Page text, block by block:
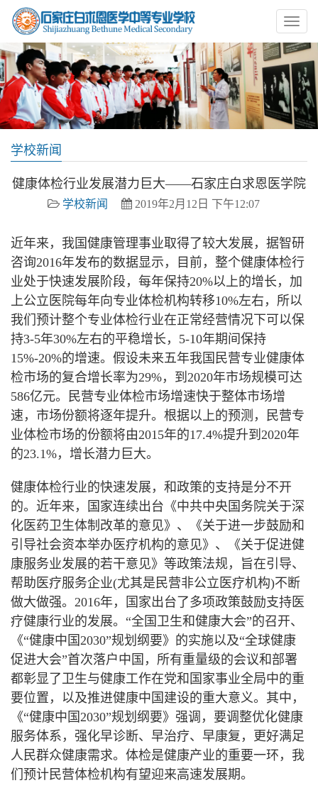
学校新闻
健康体检行业发展潜力巨大——石家庄白求恩医学院
学校新闻 2019年2月12日 下午12:07
近年来，我国健康管理事业取得了较大发展，据智研
咨询2016年发布的数据显示，目前，整个健康体检行
业处于快速发展阶段，每年保持20%以上的增长，加
上公立医院每年向专业体检机构转移10%左右，所以
我们预计整个专业体检行业在正常经营情况下可以保
持3-5年30%左右的平稳增长， 5-10年期间保持
15%-20%的增速。假设未来五年我国民营专业健康体
检市场的复合增长率为29%，到 2020年市场规模可达
586亿元。民营专业体检市场增速快于整体市场增
速，市场份额将逐年提升。根据以上的预测，民营专
业体检市场的份额将由2015年的17.4%提升到 2020年
的23.1%，增长潜力巨大。
健康体检行业的快速发展，和政策的支持是分不开
的。近年来，国家连续出台《中共中央国务院关于深
化医药卫生体制改革的意见》、《关于进一步鼓励和
引导社会资本举办医疗机构的意见》、《关于促进健
康服务业发展的若干意见》等政策法规，旨在引导、
帮助医疗服务企业(尤其是民营非公立医疗机构)不断
做大做强。 2016年，国家出台了多项政策鼓励支持医
疗健康行业的发展。“全国卫生和健康大会”的召开、
《“健康中国2030”规划纲要》的实施以及“全球健康
促进大会”首次落户中国，所有重量级的会议和部署
都彰显了卫生与健康工作在党和国家事业全局中的重
要位置，以及推进健康中国建设的重大意义。其中，
《“健康中国2030”规划纲要》强调，要调整优化健康
服务体系，强化早诊断、早治疗、早康复，更好满足
人民群众健康需求。体检是健康产业的重要一环，我
们预计民营体检机构有望迎来高速发展期。